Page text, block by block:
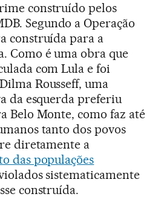
construído pelos
Segundo a Operação
construída para a
Como é uma obra que
com Lula e foi
Rousseff, uma
da esquerda preferiu
Belo Monte, como faz até
tanto dos povos
diretamente a
das populações
sistematicamente
construída.